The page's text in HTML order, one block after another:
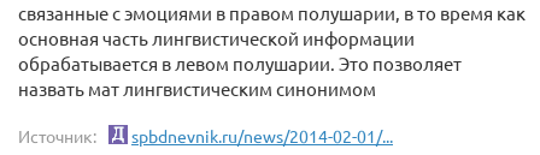
связанные с эмоциями в правом полушарии, в то время как
основная часть лингвистической информации
обрабатывается в левом полушарии. Это позволяет
назвать мат лингвистическим синонимом
Источник: spbdnevnik.ru/news/2014-02-01/...